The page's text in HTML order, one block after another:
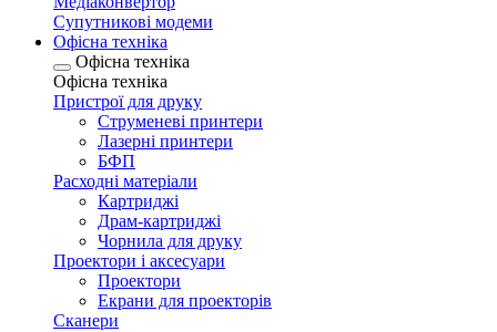
Супутникові модеми
Офісна техніка
Офісна техніка
Офісна техніка
Пристрої для друку
Струменеві принтери
Лазерні принтери
БФП
Расходні матеріали
Картриджі
Драм-картриджі
Чорнила для друку
Проектори і аксесуари
Проектори
Екрани для проекторів
Сканери